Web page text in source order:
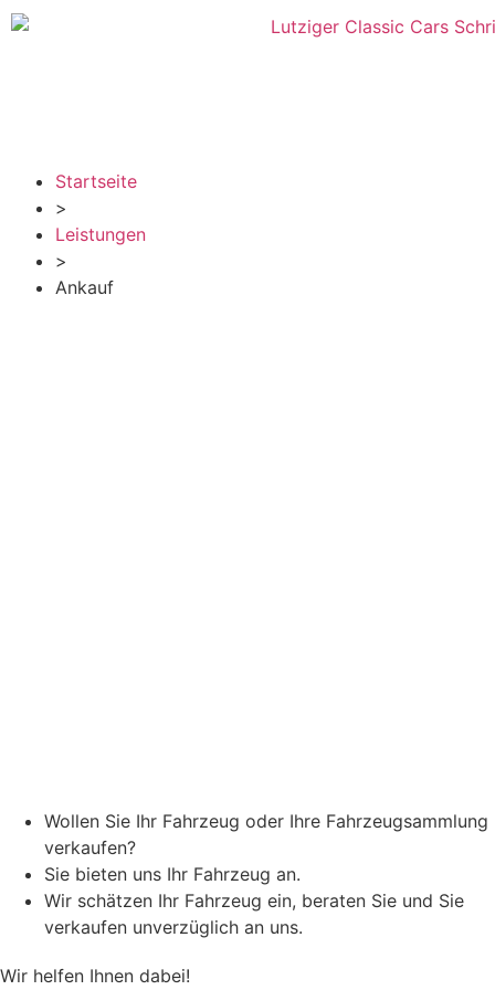
Startseite
>
Leistungen
>
Ankauf
Wollen Sie Ihr Fahrzeug oder Ihre Fahrzeugsammlung
verkaufen?
Sie bieten uns Ihr Fahrzeug an.
Wir schätzen Ihr Fahrzeug ein, beraten Sie und Sie
verkaufen unverzüglich an uns.
Wir helfen Ihnen dabei!